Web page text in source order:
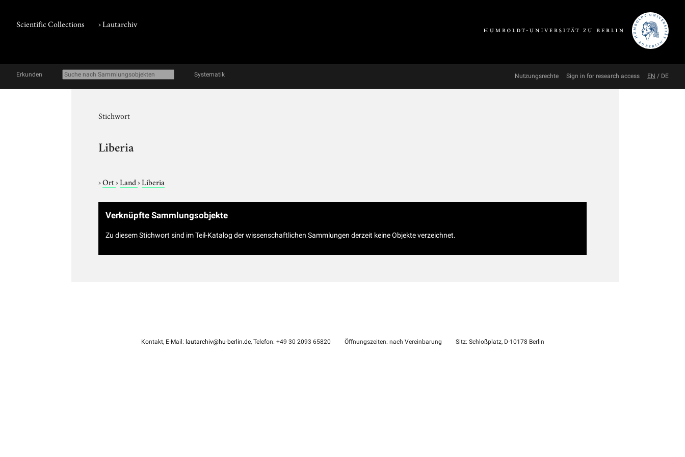
Scientific Collections ›Lautarchiv
Erkunden Systematik Nutzungsrechte Sign in for research access EN / DE
Stichwort
Liberia
›Ort›Land›Liberia
Verknüpfte Sammlungsobjekte
Zu diesem Stichwort sind im Teil-Katalog der wissenschaftlichen Sammlungen derzeit keine Objekte verzeichnet.
Kontakt, E-Mail: lautarchiv@hu-berlin.de, Telefon: +49 30 2093 65820 Öffnungszeiten: nach Vereinbarung Sitz: Schloßplatz, D-10178 Berlin